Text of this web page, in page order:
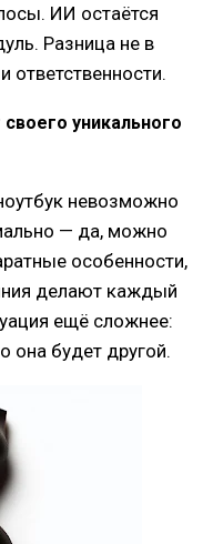
ИИ остаётся
Разница не в
ответственности.
уникального
невозможно
— да, можно
особенности,
делают каждый
ещё сложнее:
она будет другой.